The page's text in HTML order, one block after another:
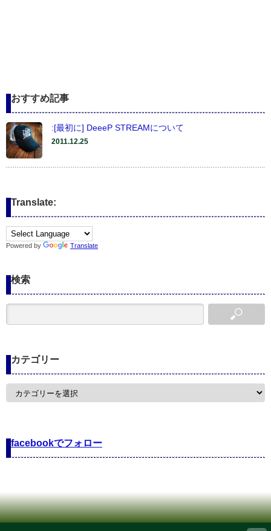
おすすめ記事
:[最初に] DeeeP STREAMについて
2011.12.25
Translate:
Powered by Translate
検索
カテゴリー
カ
facebookでフォロー